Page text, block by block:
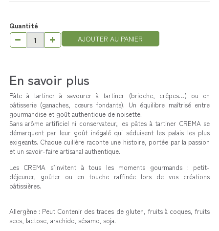
Quantité
AJOUTER AU PANIER
En savoir plus
Pâte à tartiner à savourer à tartiner (brioche, crêpes…) ou en
pâtisserie (ganaches, cœurs fondants). Un équilibre maîtrisé entre
gourmandise et goût authentique de noisette.
Sans arôme artificiel ni conservateur, les pâtes à tartiner CREMA se
démarquent par leur goût inégalé qui séduisent les palais les plus
exigeants. Chaque cuillère raconte une histoire, portée par la passion
et un savoir-faire artisanal authentique.
Les CREMA s’invitent à tous les moments gourmands : petit-
déjeuner, goûter ou en touche raffinée lors de vos créations
pâtissières.
Allergène : Peut Contenir des traces de gluten, fruits à coques, fruits
secs, lactose, arachide, sésame, soja.